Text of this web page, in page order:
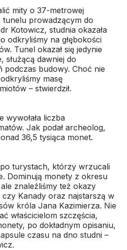
mity o 37-metrowej
tunelu prowadzącym do
Kotowicz, studnia okazała
odkryliśmy na głębokości
Tunel okazał się jedynie
służącą dawniej do
podczas budowy. Choć nie
masę
– stwierdził.
wywołała liczba
Jak podał archeolog,
36,5 tysiąca monet.
po turystach, którzy wrzucali
Dominują monety z okresu
znaleźliśmy też okazy
Kanady oraz najstarszą w
króla Jana Kazimierza. Nie
właścicielom szczęścia,
po dokładnym opisaniu,
czasu na dno studni –